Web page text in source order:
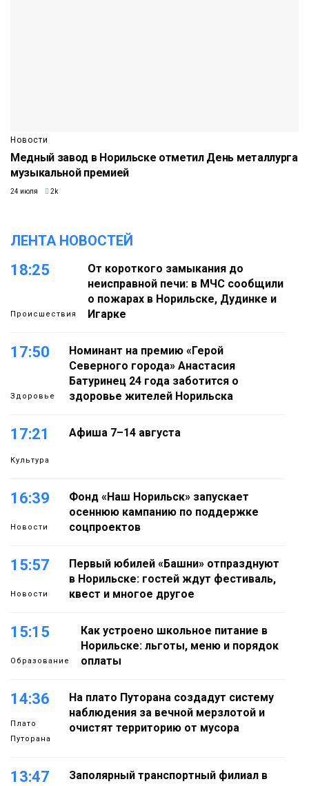
Новости
Медный завод в Норильске отметил День металлурга
музыкальной премией
24 июля 2k
ЛЕНТА НОВОСТЕЙ
18:25
Происшествия
От короткого замыкания до
неисправной печи: в МЧС сообщили
о пожарах в Норильске, Дудинке и
Игарке
17:50
Здоровье
Номинант на премию «Герой
Северного города» Анастасия
Батуринец 24 года заботится о
здоровье жителей Норильска
17:21
Культура
Афиша 7–14 августа
16:39
Новости
Фонд «Наш Норильск» запускает
осеннюю кампанию по поддержке
соцпроектов
15:57
Новости
Первый юбилей «Башни» отпразднуют
в Норильске: гостей ждут фестиваль,
квест и многое другое
15:15
Образование
Как устроено школьное питание в
Норильске: льготы, меню и порядок
оплаты
14:36
Плато
Путорана
На плато Путорана создадут систему
наблюдения за вечной мерзлотой и
очистят территорию от мусора
13:47
Заполярный транспортный филиал в